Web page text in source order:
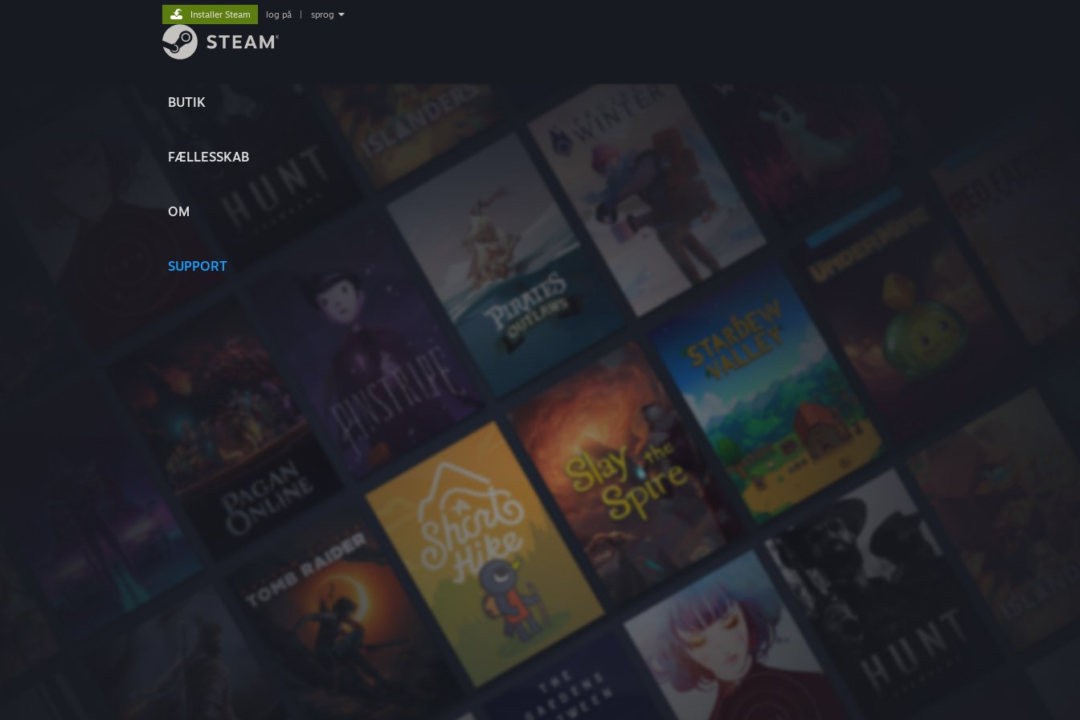
BUTIK
FÆLLESSKAB
OM
SUPPORT
Installer Steam log på sprog